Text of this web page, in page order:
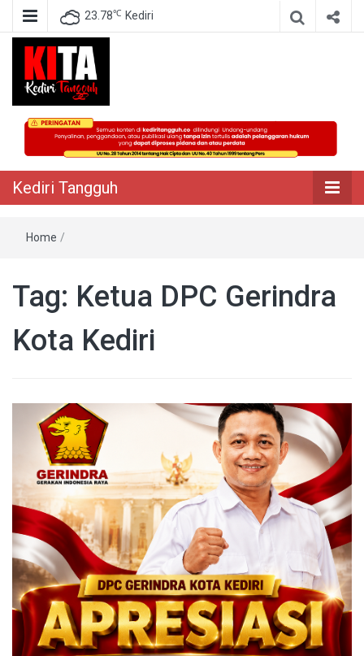
23.78℃ Kediri
Kediri Tangguh
Berita Akurat Terpercaya
Kediri Tangguh
Home /
Tag: Ketua DPC Gerindra
Kota Kediri